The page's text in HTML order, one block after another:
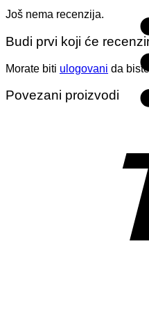
Još nema recenzija.
Budi prvi koji će
Morate biti ulogovani da
Povezani proizvodi